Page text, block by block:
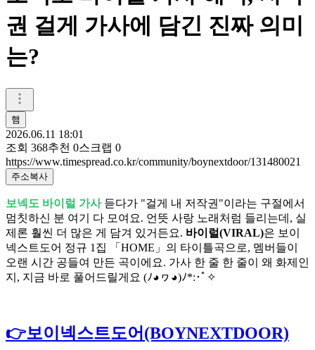
권 걸게 가사에 담긴 진짜 의미
는?
햄
2026.06.11 18:01
조회 368추천 0스크랩 0
https://www.timespread.co.kr/community/boynextdoor/131480021
주소복사
보넥도 바이럴 가사듣다가 "걸게 내 저작권"이라는 구절에서
멈칫하신 분 여기 다 모여요. 언뜻 사랑 노래처럼 들리는데, 실
제론 훨씬 더 많은 게 담겨 있거든요. 바이럴(VIRAL)은 보이
넥스트도어 정규 1집 「HOME」의 타이틀곡으로, 멤버들이
오랜 시간 공들여 만든 곡이에요. 가사 한 줄 한 줄이 왜 화제인
지, 지금 바로 풀어드릴게요 (ﾉ◕ヮ◕)ﾉ*:･ﾟ✧
👉보이넥스트도어(BOYNEXTDOOR)